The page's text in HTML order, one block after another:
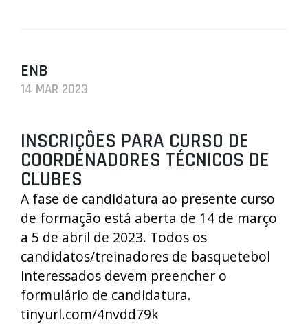
ENB
14 MAR 2023
INSCRIÇÕES PARA CURSO DE
COORDENADORES TÉCNICOS DE
CLUBES
A fase de candidatura ao presente curso
de formação está aberta de 14 de março
a 5 de abril de 2023. Todos os
candidatos/treinadores de basquetebol
interessados devem preencher o
formulário de candidatura.
tinyurl.com/4nvdd79k